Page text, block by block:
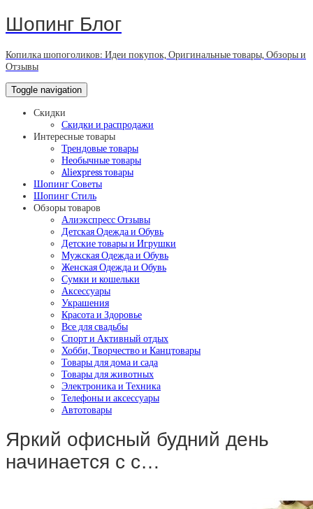
Шопинг Блог
Копилка шопоголиков: Идеи покупок, Оригинальные товары, Обзоры и
Отзывы
Toggle navigation
Скидки
Скидки и распродажи
Интересные товары
Трендовые товары
Необычные товары
Aliexpress товары
Шопинг Советы
Шопинг Стиль
Обзоры товаров
Алиэкспресс Отзывы
Детская Одежда и Обувь
Детские товары и Игрушки
Мужская Одежда и Обувь
Женская Одежда и Обувь
Сумки и кошельки
Аксессуары
Украшения
Красота и Здоровье
Все для свадьбы
Спорт и Активный отдых
Хобби, Творчество и Канцтовары
Товары для дома и сада
Товары для животных
Электроника и Техника
Телефоны и аксессуары
Автотовары
Яркий офисный будний день
начинается с с…